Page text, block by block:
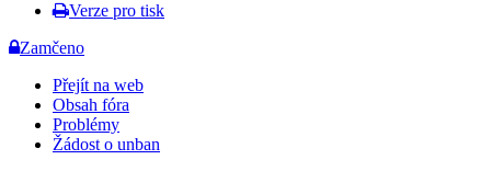
Verze pro tisk
Zamčeno
Přejít na web
Obsah fóra
Problémy
Žádost o unban